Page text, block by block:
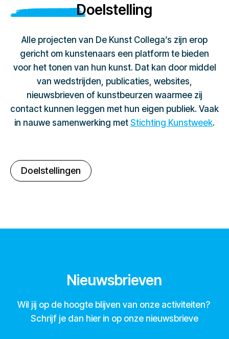
Doelstelling
Alle projecten van De Kunst Collega’s zijn erop
gericht om kunstenaars een platform te bieden
voor het tonen van hun kunst. Dat kan door middel
van wedstrijden, publicaties, websites,
nieuwsbrieven of kunstbeurzen waarmee zij
contact kunnen leggen met hun eigen publiek. Vaak
in nauwe samenwerking met Stichting Kunstweek.
Doelstellingen
Nieuwsbrieven
Wil jij op de hoogte blijven van onze activiteiten?
Schrijf je dan hier in op onze nieuwsbrieve